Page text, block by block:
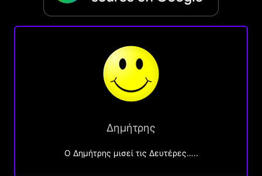
Δημήτρης
O Δημήτρης μισεί τις Δευτέρες…..